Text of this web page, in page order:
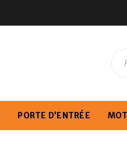
PORTE D’ENTRÉE